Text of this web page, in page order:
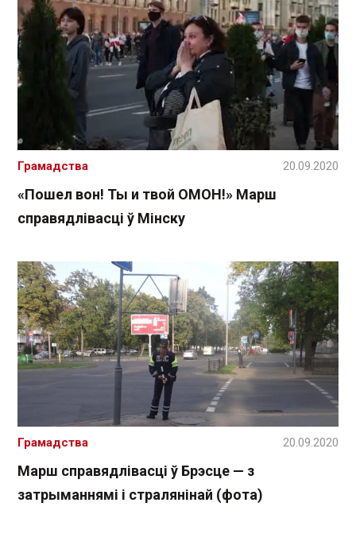
«Пошел вон! Ты и твой ОМОН!» Марш
справядлівасці ў Мінску
Грамадства 20.09.2020
Марш справядлівасці ў Брэсце — з
затрыманнямі і стралянінай (фота)
Грамадства 20.09.2020